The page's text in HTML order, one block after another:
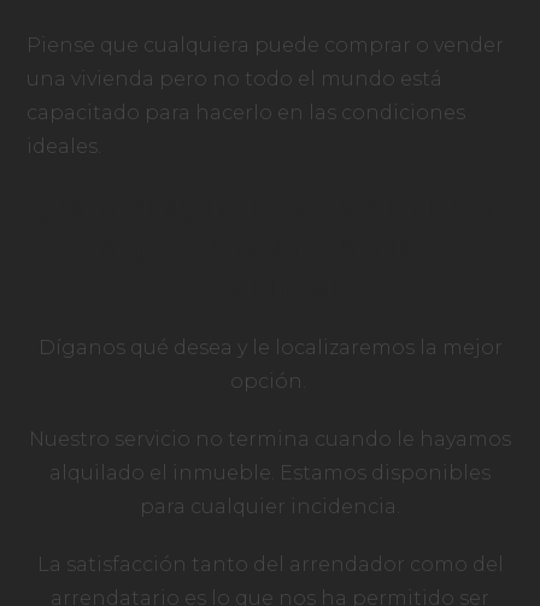
Piense que cualquiera puede comprar o vender
una vivienda pero no todo el mundo está
capacitado para hacerlo en las condiciones
ideales.
Díganos qué desea y le localizaremos la mejor
opción.
Nuestro servicio no termina cuando le hayamos
alquilado el inmueble. Estamos disponibles
para cualquier incidencia.
La satisfacción tanto del arrendador como del
arrendatario es lo que nos ha permitido ser